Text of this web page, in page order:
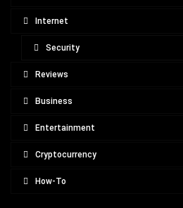
Internet
Security
Reviews
Business
Entertainment
Cryptocurrency
How-To